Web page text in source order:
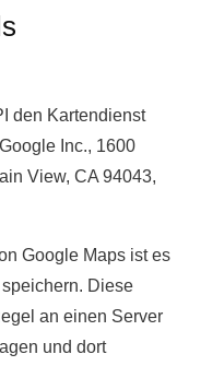
den Kartendienst
Inc., 1600
View, CA 94043,
Google Maps ist es
Diese
an einen Server
und dort